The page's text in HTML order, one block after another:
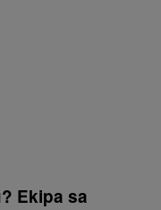
Ekipa sa